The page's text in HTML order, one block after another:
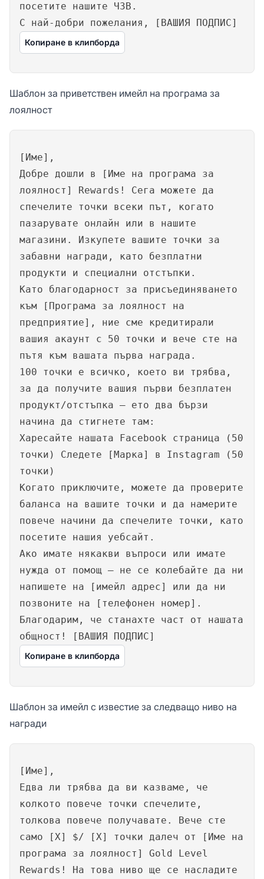
посетите нашите ЧЗВ.
С най-добри пожелания, [ВАШИЯ ПОДПИС]
Копиране в клипборда
Шаблон за приветствен имейл на програма за
лоялност
[Име],
Добре дошли в [Име на програма за
лоялност] Rewards! Сега можете да
спечелите точки всеки път, когато
пазарувате онлайн или в нашите
магазини. Изкупете вашите точки за
забавни награди, като безплатни
продукти и специални отстъпки.
Като благодарност за присъединяването
към [Програма за лоялност на
предприятие], ние сме кредитирали
вашия акаунт с 50 точки и вече сте на
пътя към вашата първа награда.
100 точки е всичко, което ви трябва,
за да получите вашия първи безплатен
продукт/отстъпка – ето два бързи
начина да стигнете там:
Харесайте нашата Facebook страница (50
точки) Следете [Марка] в Instagram (50
точки)
Когато приключите, можете да проверите
баланса на вашите точки и да намерите
повече начини да спечелите точки, като
посетите нашия уебсайт.
Ако имате някакви въпроси или имате
нужда от помощ – не се колебайте да ни
напишете на [имейл адрес] или да ни
позвоните на [телефонен номер].
Благодарим, че станахте част от нашата
общност! [ВАШИЯ ПОДПИС]
Копиране в клипборда
Шаблон за имейл с известие за следващо ниво на
награди
[Име],
Едва ли трябва да ви казваме, че
колкото повече точки спечелите,
толкова повече получавате. Вече сте
само [X] $/ [X] точки далеч от [Име на
програма за лоялност] Gold Level
Rewards! На това ниво ще се насладите